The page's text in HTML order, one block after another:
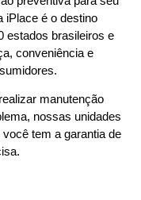
iPlace é o destino
estados brasileiros e
conveniência e
manutenção
nossas unidades
tem a garantia de